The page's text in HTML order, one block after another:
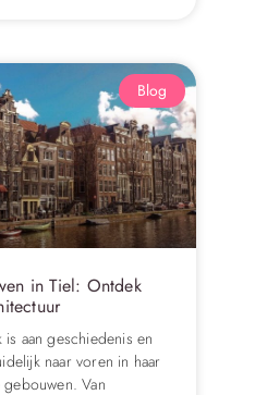
Blog
in Tiel: Ontdek
aan geschiedenis en
naar voren in haar
Van